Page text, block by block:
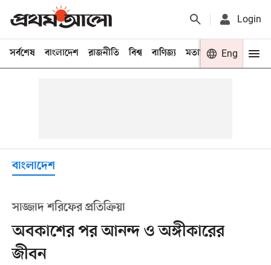
Login
সর্বশেষ বাংলাদেশ রাজনীতি বিশ্ব বাণিজ্য মতামত খেলা
Eng
বাংলাদেশ
সাজ্জাদ শরিফের প্রতিক্রিয়া
অবকাশের পর আনন্দ ও অঙ্গীকারের
জীবন